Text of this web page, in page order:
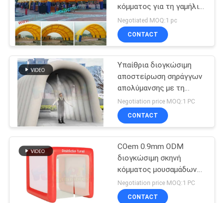
Τα φουσκωτά νερό
παιχνίδια
98
Inflatable νερού
πάρκα
κόμματος για τη γαμήλια
έκθεση κίτρινη
Negotiated MOQ:1 pc
CONTACT
Υπαίθρια διογκώσιμη
αποστείρωση σηράγγων
απολύμανσης με τη
μηχανή ψεκασμού
Negotiation price MOQ:1 PC
CONTACT
COem 0.9mm ODM
διογκώσιμη σκηνή
κόμματος μουσαμάδων
PVC για τα τετράγωνα
EN14960
Negotiation price MOQ:1 PC
CONTACT